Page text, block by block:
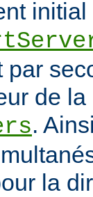
par
de
.
la